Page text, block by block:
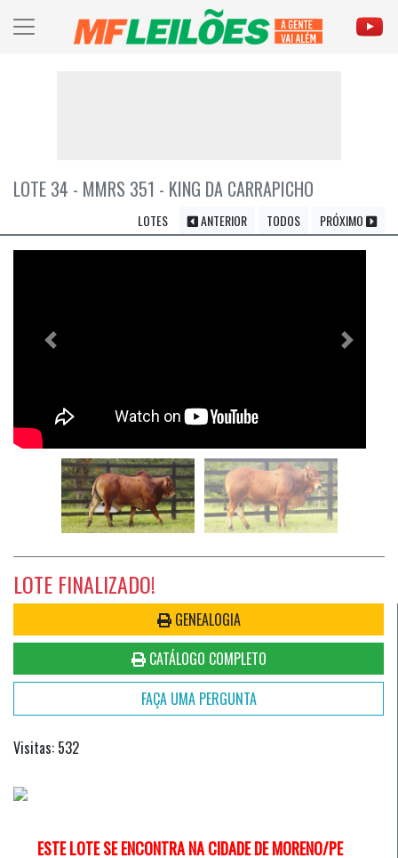
LOTE 34 - MMRS 351 - KING DA CARRAPICHO
LOTES ANTERIOR TODOS PRÓXIMO
Previous Próximo
LOTE FINALIZADO!
GENEALOGIA
CATÁLOGO COMPLETO
FAÇA UMA PERGUNTA
Visitas: 532
ESTE LOTE SE ENCONTRA NA CIDADE DE MORENO/PE